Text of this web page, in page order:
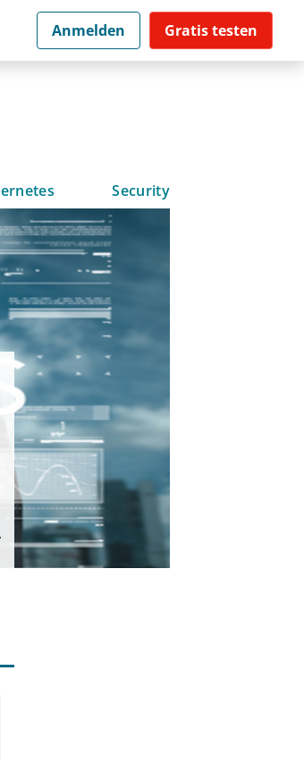
Anmelden Gratis testen
Security